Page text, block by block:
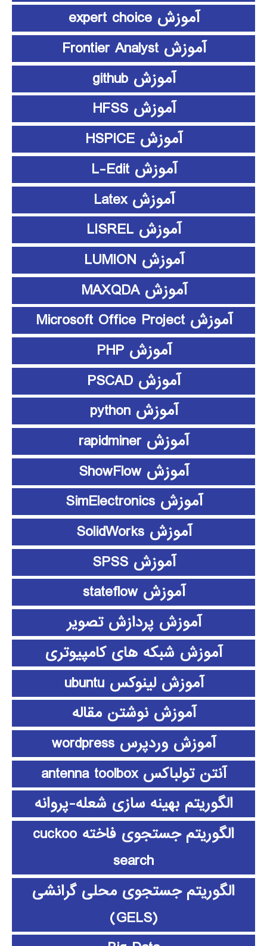
آموزش expert choice
آموزش Frontier Analyst
آموزش github
آموزش HFSS
آموزش HSPICE
آموزش L-Edit
آموزش Latex
آموزش LISREL
آموزش LUMION
آموزش MAXQDA
آموزش Microsoft Office Project
آموزش PHP
آموزش PSCAD
آموزش python
آموزش rapidminer
آموزش ShowFlow
آموزش SimElectronics
آموزش SolidWorks
آموزش SPSS
آموزش stateflow
آموزش پردازش تصویر
آموزش شبکه های کامپیوتری
آموزش لینوکس ubuntu
آموزش نوشتن مقاله
آموزش وردپرس wordpress
آنتن تولباکس antenna toolbox
الگوریتم بهینه سازی شعله-پروانه
الگوریتم جستجوی فاخته cuckoo
search
الگوریتم جستجوی محلی گرانشی
(GELS)